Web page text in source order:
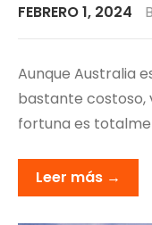
FEBRERO 1, 2024
Aunque Australia
bastante costoso,
fortuna es
Leer más →